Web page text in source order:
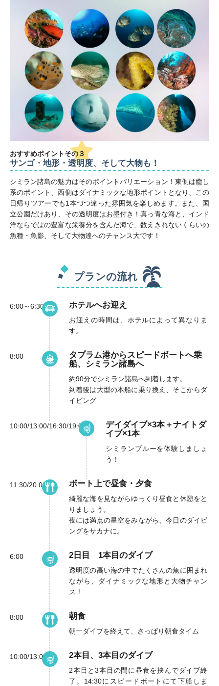
おすすめポイントその３
サンゴ・地形・透明度、そして大物も！
シミラン諸島の魅力はそのポイントバリエーション！東側は癒し
系のポイント、西側はダイナミックな地形ポイントとなり、この
日帰りツアーでも1本づつ違った雰囲気を楽しめます。また、国
立公園だけあり、その透明度はお墨付き！真っ青な海と、インド
洋ならではの豊富な栄養分を含んだ海で、数えきれないくらいの
魚種・魚影、そして大物達へのチャンス大です！
プランの流れ
6:00～6:30 ホテルへお迎え
お迎えの時間は、ホテルによって異なりま
す。
8:00
タプラム港からスピードボートへ乗
船、シミラン諸島へ
約90分でシミラン諸島へ到着します。
到着後は大型の本船に乗り換え、そこからダ
イビング
10:00/13:00/16:30/19:00
デイダイブ×3本＋ナイトダ
イブ×1本
シミランブルーを体験しましょ
う！
11:30/20:00 ボート上で昼食・夕食
綺麗な海を見ながらゆっくり昼食と休憩をと
りましょう。
夜には満点の星空をみながら、今日のダイビ
ングをサカナに。
6:00 2日目 1本目のダイブ
透明度の高い海の中でたくさんの魚に囲まれ
ながら、ダイナミックな地形と大物チャン
ス！
8:00 朝食
朝一ダイブを終えて、さっぱり朝食タイム
10:00/13:00 2本目、3本目のダイブ
2本目と3本目の間に昼食を挟んでダイブ終
了。14:30にスピードボートにて下船しま